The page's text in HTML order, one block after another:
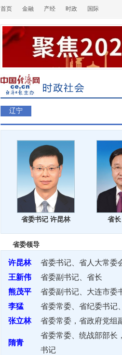
首页 金融 产经 时政 国际
辽宁
省委书记 许昆林 省
省委领导
许昆林
省委书记、省人大常委
王新伟
省委副书记、省长
熊茂平
省委副书记、大连市委
李猛
省委常委、省纪委书记
张立林
省委常委，省政府党组
隋青
省委常委、统战部部长
书记